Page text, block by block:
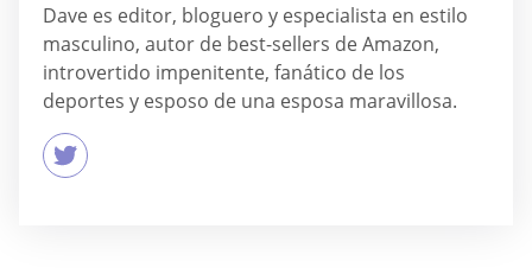
Dave es editor, bloguero y especialista en estilo
masculino, autor de best-sellers de Amazon,
introvertido impenitente, fanático de los
deportes y esposo de una esposa maravillosa.